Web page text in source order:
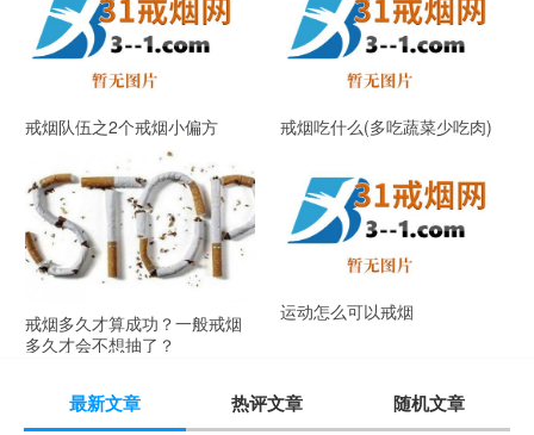
戒烟队伍之2个戒烟小偏方 戒烟吃什么(多吃蔬菜少吃肉)
戒烟多久才算成功？一般戒烟
多久才会不想抽了？
运动怎么可以戒烟
最新文章 热评文章 随机文章